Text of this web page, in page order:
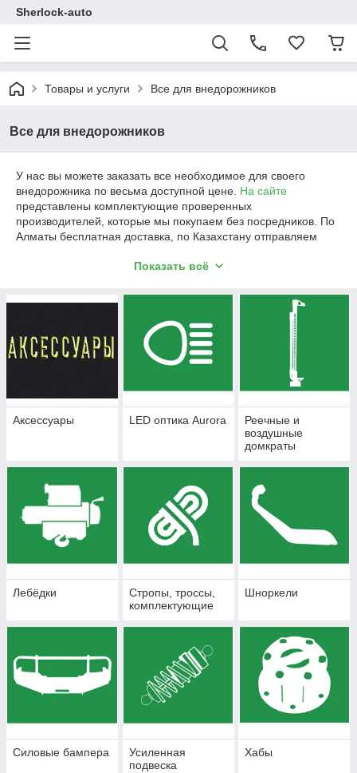
Sherlock-auto
Товары и услуги Все для внедорожников
Все для внедорожников
У нас вы можете заказать все необходимое для своего
внедорожника по весьма доступной цене. На сайте
представлены комплектующие проверенных
производителей, которые мы покупаем без посредников. По
Алматы бесплатная доставка, по Казахстану отправляем
количество положительных отзывов.
Показать всё
Аксессуары LED оптика Aurora
Реечные и
воздушные
домкраты
Лебёдки
Стропы, троссы,
комплектующие
Шноркели
Силовые бампера
Усиленная
подвеска
Хабы